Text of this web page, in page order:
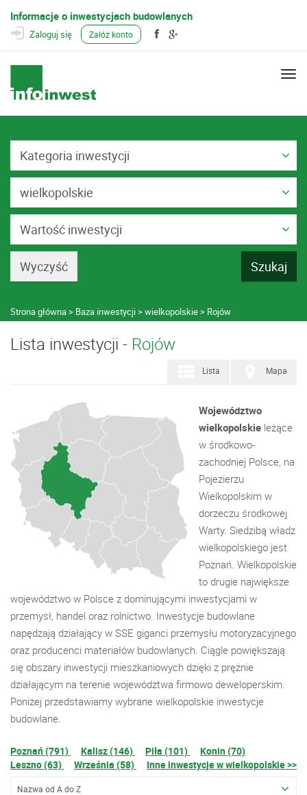
Informacje o inwestycjach budowlanych
Zaloguj się Załóż konto
Kategoria inwestycji
wielkopolskie
Wartość inwestycji
Strona główna Baza inwestycji wielkopolskie Rojów
Lista inwestycji - Rojów
Mapa
Lista
Województwo
wielkopolskie leżące
w środkowo-
zachodniej Polsce, na
Pojezierzu
Wielkopolskim w
dorzeczu środkowej
Warty. Siedzibą władz
wielkopolskiego jest
Poznań. Wielkopolskie
to drugie największe
województwo w Polsce z dominującymi inwestycjami w
przemysł, handel oraz rolnictwo. Inwestycje budowlane
napędzają działający w SSE giganci przemysłu motoryzacyjnego
oraz producenci materiałów budowlanych. Ciągle powiększają
się obszary inwestycji mieszkaniowych dzięki z prężnie
działającym na terenie województwa firmowo deweloperskim.
Poniżej przedstawiamy wybrane wielkopolskie inwestycje
budowlane.
Poznań (791) Kalisz (146) Piła (101)
Konin (70)
Leszno (63)
Września (58) Inne inwestycje w wielkopolskie >>
Nazwa od A do Z